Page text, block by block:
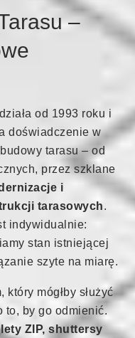
–
od 1993 roku i
doświadczenie w
tarasu – od
przez szklane
i
tarasowych.
indywidualnie:
stan istniejącej
szyte na miarę.
mógłby służyć
to, by go odmienić.
ZIP, shuttersy